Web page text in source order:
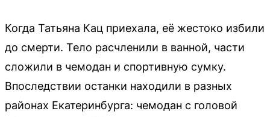
Когда Татьяна Кац приехала, её жестоко избили
до смерти. Тело расчленили в ванной, части
сложили в чемодан и спортивную сумку.
Впоследствии останки находили в разных
районах Екатеринбурга: чемодан с головой